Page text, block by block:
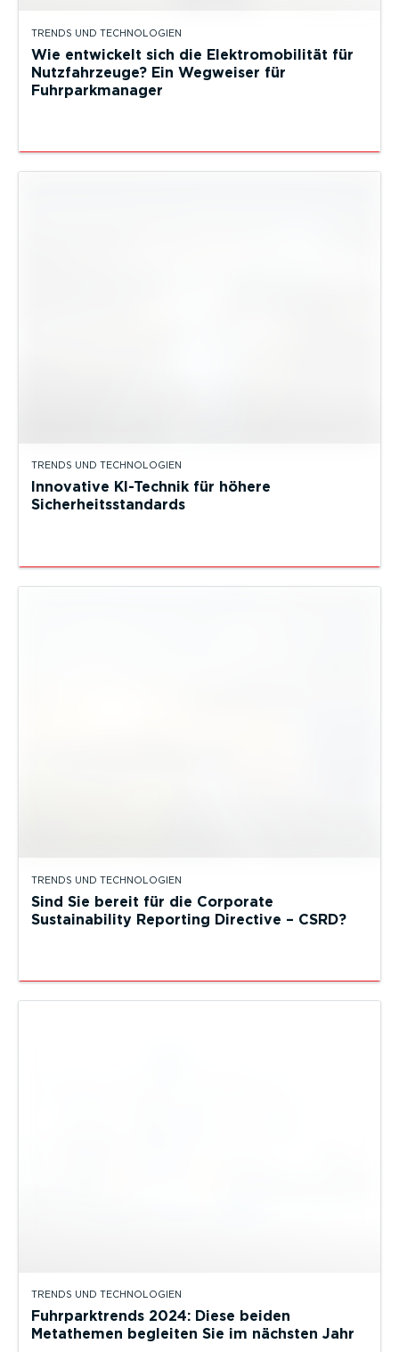
TRENDS UND TECHNOLOGIEN
Wie entwickelt sich die Elektromobilität für
Nutzfahrzeuge? Ein Wegweiser für
Fuhrparkmanager
TRENDS UND TECHNOLOGIEN
Innovative KI-Technik für höhere
Sicherheitsstandards
TRENDS UND TECHNOLOGIEN
Sind Sie bereit für die Corporate
Sustainability Reporting Directive – CSRD?
TRENDS UND TECHNOLOGIEN
Fuhrparktrends 2024: Diese beiden
Metathemen begleiten Sie im nächsten Jahr